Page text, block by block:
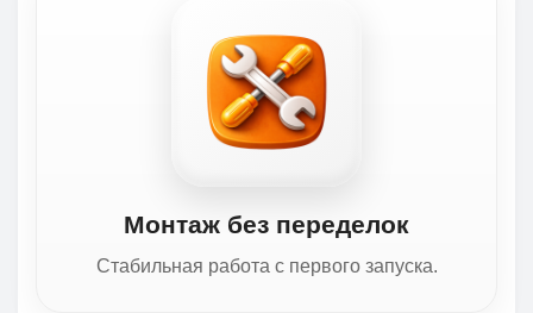
Монтаж без переделок
Стабильная работа с первого запуска.